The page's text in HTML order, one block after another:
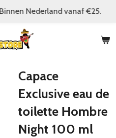
Nederland vanaf €25.
Capace
Exclusive eau de
toilette Hombre
Night 100 ml